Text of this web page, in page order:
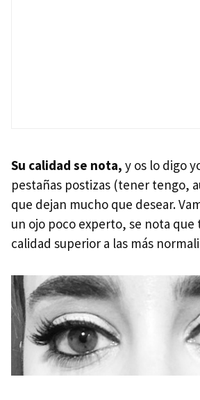
Su calidad se nota, y os lo digo
pestañas postizas (tener tengo,
que dejan mucho que desear.
un ojo poco experto, se nota que
calidad superior a las más